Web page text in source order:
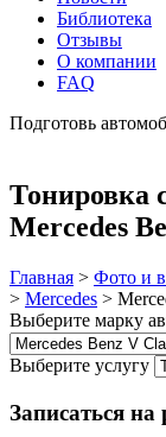
Библиотека
Отзывы
О компании
FAQ
Подготовь
Тонировка
Mercedes
Главная > Фото и
> Mercedes >
Выберите марку
Выберите услугу
Записаться на